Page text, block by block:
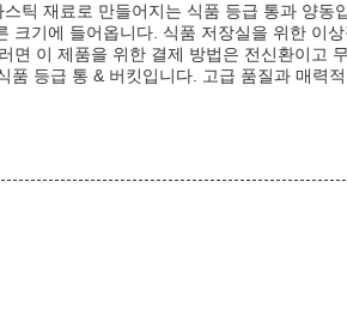
틱 재료로 만들어지는 식품 등급 통과 양동
기에 들어옵니다. 식품 저장실을 위한 이상
면 이 제품을 위한 결제 방법은 전신환이고
등급 통 & 버킷입니다. 고급 품질과 매력